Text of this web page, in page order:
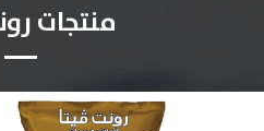
منتجات